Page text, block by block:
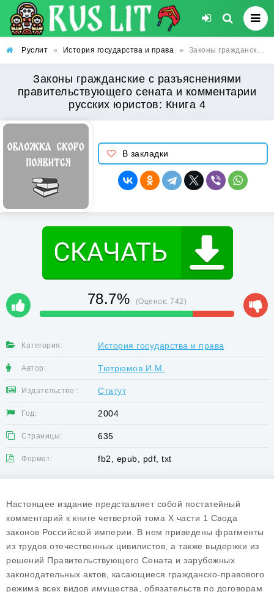
Руслит » История государства и права » Законы гражданские с разъяснениями правительствующего сената и комментарии русских юристов: Книга 4
Законы гражданские с разъяснениями
правительствующего сената и комментарии
русских юристов: Книга 4
В закладки
78.7% (Оценок:742)
Категория: История государства и права
Автор: Тютрюмов И.М.
Издательство:: Статут
Год: 2004
Страницы: 635
Формат: fb2, epub, pdf, txt
Настоящее издание представляет собой постатейный
комментарий к книге четвертой тома X части 1 Свода
законов Российской империи. В нем приведены фрагменты
из трудов отечественных цивилистов, а также выдержки из
решений Правительствующего Сената и зарубежных
законодательных актов, касающиеся гражданско-правового
режима всех видов имущества, обязательств по договорам